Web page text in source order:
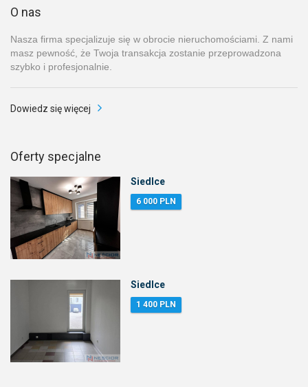
O nas
Nasza firma specjalizuje się w obrocie nieruchomościami. Z nami
masz pewność, że Twoja transakcja zostanie przeprowadzona
szybko i profesjonalnie.
Dowiedz się więcej
Oferty specjalne
Siedlce
6 000 PLN
Siedlce
1 400 PLN